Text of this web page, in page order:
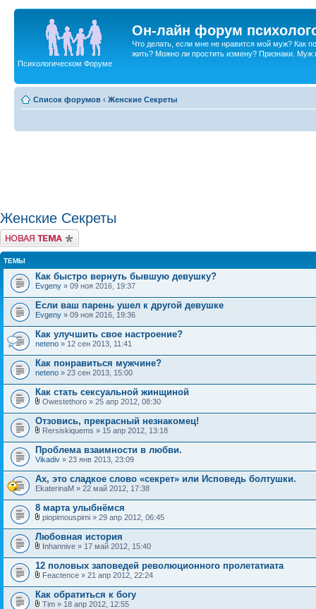
Он-лайн форум
Что делать, если мне не нравится мой муж? Как
жить? Можно ли простить измену? Признаки. Муж
Психологическом Форуме
Список форумов ‹ Женские Секреты
Женские Секреты
Новая тема
ТЕМЫ
Как быстро вернуть бывшую девушку?
Evgeny » 09 ноя 2016, 19:37
Если ваш парень ушел к другой девушке
Evgeny » 09 ноя 2016, 19:36
Как улучшить свое настроение?
neteno » 12 сен 2013, 11:41
Как понравиться мужчине?
neteno » 23 сен 2013, 15:00
Как стать сексуальной жинщиной
Owestethoro » 25 апр 2012, 08:30
Отзовись, прекрасный незнакомец!
Rersiskiquems » 15 апр 2012, 13:18
Проблема взаимности в любви.
Vikadiv » 23 янв 2013, 23:09
Ах, это сладкое слово «секрет» или Исповедь болтушки.
EkaterinaM » 22 май 2012, 17:38
8 марта улыбнёмся
piopimouspimi » 29 апр 2012, 06:45
Любовная история
Inhannive » 17 май 2012, 15:40
12 половых заповедей революционного пролетатиата
Feactence » 21 апр 2012, 22:24
Как обратиться к богу
Tim » 18 апр 2012, 12:55